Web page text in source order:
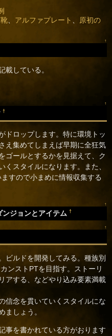
、 アルファプレート 、 原初の
↑
載している。
↑
†
ドロップします。特に環境トッ
え集めてしまえば早期に全狂気
ゴールとするかを見据えて、ク
くスタイルになります。また、
すので小まめに情報収集する
↑
ンジョンとアイテム†
↑
ビルドを開発してみる。種族別
ンストPTを目指す。ストーリ
アする、などやり込み要素満載
信念を貫いていくスタイルにな
ましょう。
事を書かれている方がおります